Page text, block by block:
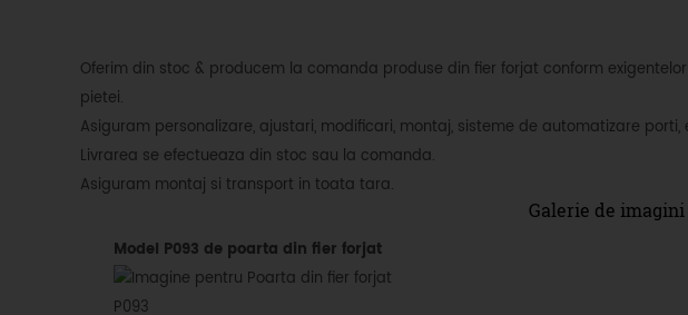
Oferim din stoc & producem la comanda produse din fier forjat conform
pietei.
Asiguram personalizare, ajustari, modificari, montaj, sisteme de automatizare porti,
Livrarea se efectueaza din stoc sau la comanda.
Asiguram montaj si transport in toata tara.
Galerie de
Model P093 de poarta din fier forjat